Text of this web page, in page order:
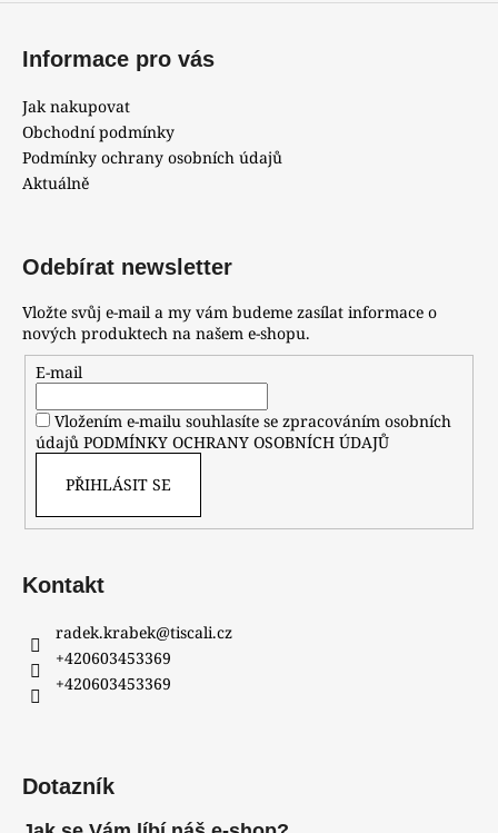
Informace pro vás
Jak nakupovat
Obchodní podmínky
Podmínky ochrany osobních údajů
Aktuálně
Odebírat newsletter
Vložte svůj e-mail a my vám budeme zasílat informace o
nových produktech na našem e-shopu.
E-mail
Vložením e-mailu souhlasíte se zpracováním osobních
údajů PODMÍNKY OCHRANY OSOBNÍCH ÚDAJŮ
PŘIHLÁSIT SE
Kontakt
radek.krabek@tiscali.cz
+420603453369
+420603453369
Dotazník